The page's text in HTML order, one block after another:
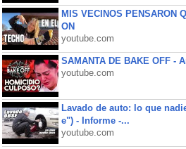
MIS VECINOS PENSARON
ON
youtube.com
SAMANTA DE BAKE OFF -
youtube.com
Lavado de auto: lo que
e") - Informe -...
youtube.com